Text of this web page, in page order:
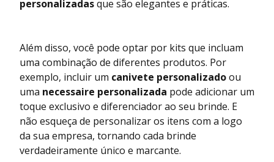
personalizadasque são elegantes e práticas.
Além disso, você pode optar por kits que incluam
uma combinação de diferentes produtos. Por
exemplo, incluir um canivete personalizadoou
uma necessaire personalizada pode adicionar um
toque exclusivo e diferenciador ao seu brinde. E
não esqueça de personalizar os itens com a logo
da sua empresa, tornando cada brinde
verdadeiramente único e marcante.